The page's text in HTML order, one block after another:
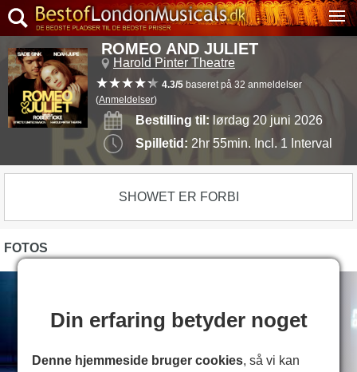
ROMEO AND JULIET
Harold Pinter Theatre
4.3/5 baseret på 32 anmeldelser
(Anmeldelser)
Bestilling til: lørdag 20 juni 2026
Spilletid: 2hr 55min. Incl. 1 Interval
SHOWET ER FORBI
FOTOS
Din erfaring betyder noget
Denne hjemmeside bruger cookies, så vi kan